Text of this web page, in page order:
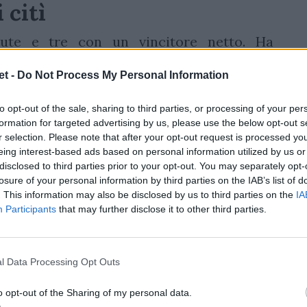
- Do Not Process My Personal Information
opt-out of the sale, sharing to third parties, or processing of your
for targeted advertising by us, please use the below opt-out
selection. Please note that after your opt-out request is processed
interest-based ads based on personal information utilized by us
to third parties prior to your opt-out. You may separately
of your personal information by third parties on the IAB’s list of
This information may also be disclosed by us to third parties on the
Participants that may further disclose it to other third parties.
Data Processing Opt Outs
opt-out of the Sharing of my personal data.
citì
e tre con un vincitore netto. Ha
degliHighlanders ha conquistato
al calcio del sorpasso di Cameron
invece Les Kiss, che prenderà il
di un'Australia in crisi. I suoi
36-12 dai Waratahs.
grandi ex giocatori, ora in panchina,
Fijian Drua nel derby dei guerrieri del
con una meta a 5 minuti dal termine, su